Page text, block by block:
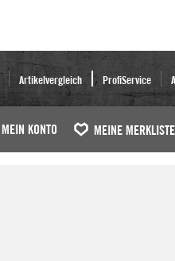
Artikelvergleich ProfiService
MEIN KONTO MEINE